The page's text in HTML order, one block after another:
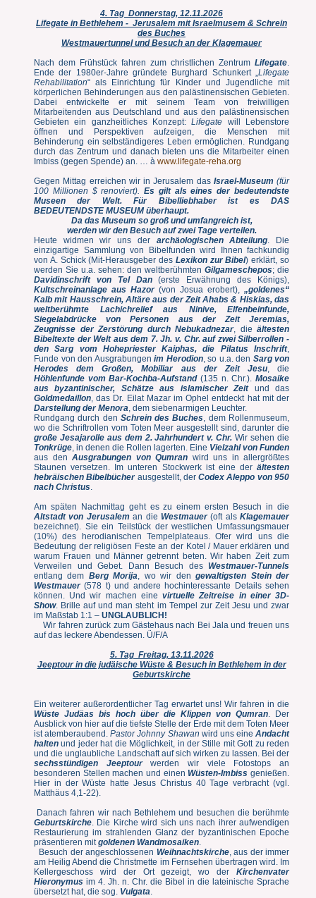
4. Tag Donnerstag, 12.11.2026
Lifegate in Bethlehem - Jerusalem mit Israelmusem & Schrein
des Buches
Westmauertunnel und Besuch an der Klagemauer
Nach dem Frühstück fahren zum christlichen Zentrum Lifegate.
Ende der 1980er-Jahre gründete Burghard Schunkert „Lifegate
Rehabilitation“ als Einrichtung für Kinder und Jugendliche mit
körperlichen Behinderungen aus den palästinensischen Gebieten.
Dabei entwickelte er mit seinem Team von freiwilligen
Mitarbeitenden aus Deutschland und aus den palästinensischen
Gebieten ein ganzheitliches Konzept:Lifegate will Lebenstore
öffnen und Perspektiven aufzeigen, die Menschen mit
Behinderung ein selbständigeres Leben ermöglichen. Rundgang
durch das Zentrum und danach bieten uns die Mitarbeiter einen
Imbiss (gegen Spende) an. … à www.lifegate-reha.org
Gegen Mittag erreichen wir in Jerusalem das Israel-Museum (für
100 Millionen $ renoviert).Es gilt als eines der bedeutendste
Museen der Welt. Für Bibelliebhaber ist es DAS
BEDEUTENDSTE MUSEUM überhaupt.
Da das Museum so groß und umfangreich ist,
werden wir den Besuch auf zwei Tage verteilen.
Heute widmen wir uns der archäologischen Abteilung. Die
einzigartige Sammlung von Bibelfunden wird Ihnen fachkundig
von A. Schick (Mit-Herausgeber des Lexikon zur Bibel) erklärt, so
werden Sie u.a. sehen: den weltberühmten Gilgameschepos; die
Davidinschrift von Tel Dan
(erste Erwähnung des Königs),
Kultschreinanlage aus Hazor (von Josua erobert), „goldenes“
Kalb mit Hausschrein, Altäre aus der Zeit Ahabs & Hiskias, das
weltberühmte Lachichrelief aus Ninive, Elfenbeinfunde,
Siegelabdrücke von Personen aus der Zeit Jeremias,
Zeugnisse der Zerstörung durch Nebukadnezar, die ältesten
Bibeltexte der Welt aus dem 7. Jh. v. Chr. auf zwei Silberrollen -
den Sarg vom Hohepriester Kaiphas, die Pilatus Inschrift,
Funde von den Ausgrabungen im Herodion, so u.a. den Sarg von
Herodes dem Großen, Mobiliar
aus der Zeit Jesu, die
Höhlenfunde vom Bar-Kochba-Aufstand (135 n. Chr.).Mosaike
aus byzantinischer, Schätze aus islamischer Zeitund das
Goldmedaillon, das Dr. Eilat Mazar im Ophel entdeckt hat mit der
Darstellung der Menora, dem siebenarmigen Leuchter.
Rundgang durch den Schrein des Buches, dem Rollenmuseum,
wo die Schriftrollen vom Toten Meer ausgestellt sind, darunter die
große Jesajarolle aus dem 2. Jahrhundert v. Chr. Wir sehen die
Tonkrüge, in denen die Rollen lagerten. Eine Vielzahl von Funden
aus den Ausgrabungen von Qumran wird uns in allergrößtes
Staunen versetzen. Im unteren Stockwerk ist eine der ältesten
hebräischen Bibelbücherausgestellt, derCodex Aleppo von 950
nach Christus.
Am späten Nachmittag geht es zu einem ersten Besuch in die
Altstadt von Jerusaleman die Westmauer(oft als Klagemauer
bezeichnet). Sie ein Teilstück der westlichen Umfassungsmauer
(10%) des herodianischen Tempelplateaus. Ofer wird uns die
Bedeutung der religiösen Feste an der Kotel / Mauer erklären und
warum Frauen und Männer getrennt beten. Wir haben Zeit zum
Verweilen und Gebet. Dann Besuch des Westmauer-Tunnels
entlang dem Berg Morija, wo wir dengewaltigsten Stein der
Westmauer(578 t) und andere hochinteressante Details sehen
können. Und wir machen einevirtuelle Zeitreise in einer 3D-
Show. Brille auf und man steht im Tempel zur Zeit Jesu und zwar
im Maßstab 1:1 – UNGLAUBLICH!
Wir fahren zurück zum Gästehaus nach Bei Jala und freuen uns
auf das leckere Abendessen. Ü/F/A
5. Tag Freitag, 13.11.2026
Jeeptour in die judäische Wüste & Besuch in Bethlehem in der
Geburtskirche
Ein weiterer außerordentlicher Tag erwartet uns! Wir fahren in die
Wüste Judäas bis hoch über die Klippen von Qumran. Der
Ausblick von hier auf die tiefste Stelle der Erde mit dem Toten Meer
ist atemberaubend.Pastor Johnny Shawan wird uns eine Andacht
halten und jeder hat die Möglichkeit, in der Stille mit Gott zu reden
und die unglaubliche Landschaft auf sich wirken zu lassen. Bei der
sechsstündigen Jeeptourwerden wir viele Fotostops an
besonderen Stellen machen und einen Wüsten-Imbiss genießen.
Hier in der Wüste hatte Jesus Christus 40 Tage verbracht (vgl.
Matthäus 4,1-22).
Danach fahren wir nach Bethlehem und besuchen die berühmte
Geburtskirche. Die Kirche wird sich uns nach ihrer aufwendigen
Restaurierung im strahlenden Glanz der byzantinischen Epoche
präsentieren mitgoldenen Wandmosaiken.
Besuch der angeschlossenen Weihnachtskirche, aus der immer
am Heilig Abend die Christmette im Fernsehen übertragen wird. Im
Kellergeschoss wird der Ort gezeigt, wo der Kirchenvater
Hieronymus im 4. Jh. n. Chr. die Bibel in die lateinische Sprache
übersetzt hat, die sog. Vulgata.